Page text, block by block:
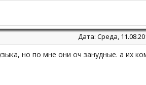
Дата: Среда,
но по мне они оч занудные. а их